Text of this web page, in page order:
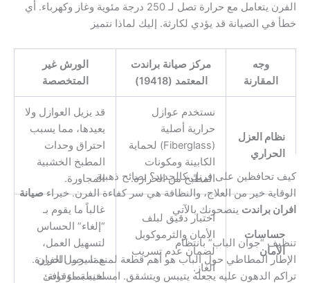
الفرن يتعامل مع حرارة تصل لـ 250 درجة مئوية وغاز وكهرباء. أي
خطأ في الصيانة قد يؤدي لكارثة. إليك لماذا نتميز
وجه
المقارنة
مركز صيانة براندت
المعتمد (19418)
الورش غير
المتخصصة
نظام العزل
الحراري
نستخدم عوازل
حرارية أصلية
(Fiberglass) لحماية
الكابينة ومكونات
المطبخ من الحرارة.
قد يزيل العوازل ولا
يعيدها، مما يسبب
احتراق وحدات
المطبخ الخشبية
المجاورة.
حساسات
الأمان
اختبار دقيق لبلف
الأمان والثرموكوبل
لضمان عدم تسريب
الغاز.
غالباً ما يقوم بـ
“إلغاء” الحساس
لتسهيل العمل،
مما يحول الفرن
لقنبلة موقوتة.
كيف تحافظين على فرنك كالجديد؟ نصائح ذهبية
الوقاية خير من العلاج، والنظافة هي سر كفاءة الفرن. خبراءصيانة
افران براندت ينصحونك بالآتي
تنظيف “جوان الباب” بانتظام
الإطار المطاطي حول الباب هو أهم قطعة لمنع تسرب الحرارة.
تراكم الدهون عليه يجعله يتيبس ويتشقق. امسحيه بماء دافئ